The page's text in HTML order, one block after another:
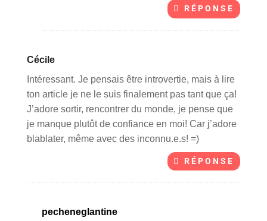
RÉPONSE
Cécile
Intéressant. Je pensais être introvertie, mais à lire
ton article je ne le suis finalement pas tant que ça!
J’adore sortir, rencontrer du monde, je pense que
je manque plutôt de confiance en moi! Car j’adore
blablater, même avec des inconnu.e.s! =)
RÉPONSE
pecheneglantine